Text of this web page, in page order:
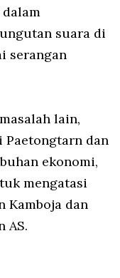
suara di
serangan
lain,
Paetongtarn dan
ekonomi,
mengatasi
Kamboja dan
AS.